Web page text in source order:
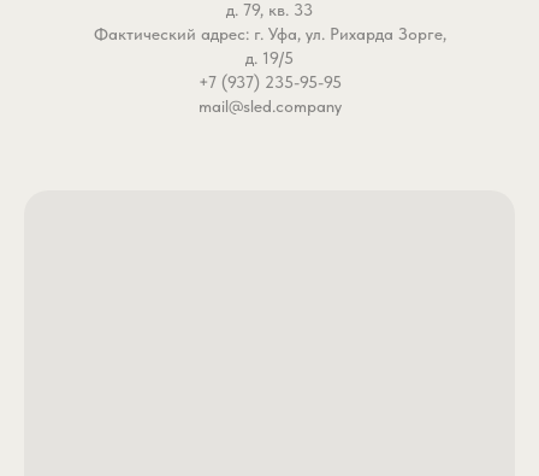
д. 79, кв. 33
Фактический адрес: г. Уфа, ул. Рихарда Зорге,
д. 19/5
+7 (937) 235-95-95
mail@sled.company